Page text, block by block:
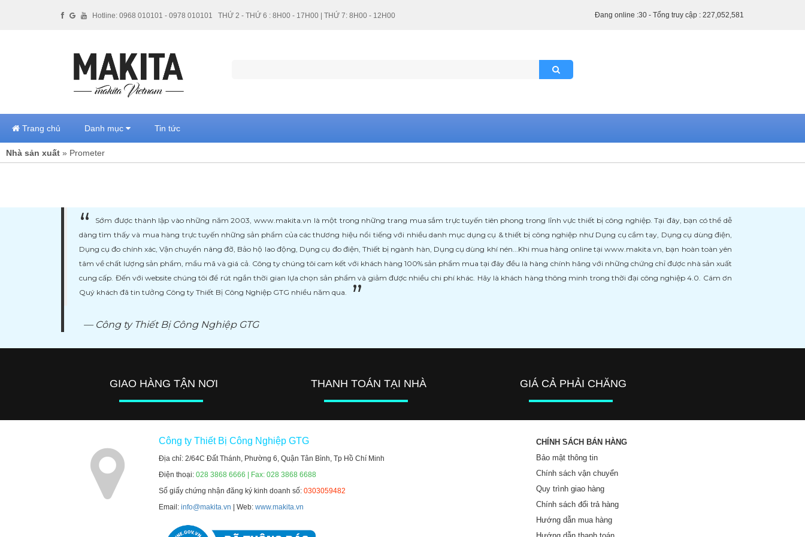
Trang chủ Danh mục Tin tức
Nhà sản xuất » Prometer
Sớm được thành lập vào những năm 2003, www.makita.vn là một trong những trang mua sắm trực tuyến tiên phong trong lĩnh vực thiết bị công nghiệp. Tại đây, bạn có thể dễ
dàng tìm thấy và mua hàng trực tuyến những sản phẩm của các thương hiệu nổi tiếng với nhiều danh mục dụng cụ & thiết bị công nghiệp như Dụng cụ cầm tay, Dụng cụ dùng điện,
Dụng cụ đo chính xác, Vận chuyển nâng đỡ, Bảo hộ lao động, Dụng cụ đo điện, Thiết bị ngành hàn, Dụng cụ dùng khí nén...Khi mua hàng online tại www.makita.vn, bạn hoàn toàn yên
tâm về chất lượng sản phẩm, mẩu mã và giá cả. Công ty chúng tôi cam kết với khách hàng 100% sản phẩm mua tại đây đều là hàng chính hãng với những chứng chỉ được nhà sản xuất
cung cấp. Đến với website chúng tôi để rút ngắn thời gian lựa chọn sản phẩm và giảm được nhiều chi phí khác. Hãy là khách hàng thông minh trong thời đại công nghiệp 4.0. Cám ơn
Quý khách đã tin tưởng Công ty Thiết Bị Công Nghiệp GTG nhiều năm qua.
Công ty Thiết Bị Công Nghiệp GTG
GIAO HÀNG TẬN NƠI THANH TOÁN TẠI NHÀ GIÁ CẢ PHẢI CHĂNG
Công ty Thiết Bị Công Nghiệp GTG
Địa chỉ: 2/64C Đất Thánh, Phường 6, Quận Tân Bình, Tp Hồ Chí Minh
Điện thoại:028 3868 6666 | Fax: 028 3868 6688
Số giấy chứng nhận đăng ký kinh doanh số:0303059482
Email:info@makita.vn | Web:www.makita.vn
CHÍNH SÁCH BÁN HÀNG
Bảo mật thông tin
Chính sách vận chuyển
Quy trình giao hàng
Chính sách đổi trả hàng
Hướng dẫn mua hàng
Hotline: 0968 010101 - 0978 010101 THỨ 2 - THỨ 6 : 8H00 - 17H00 | THỨ 7: 8H00 - 12H00 Đang online :30 - Tổng truy cập : 227,052,581